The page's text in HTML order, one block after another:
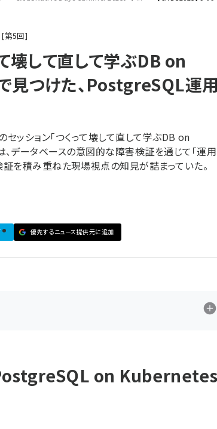
第5回
壊して直して学ぶDB on
つけた、PostgreSQL運用
ション「つくって壊して直して学ぶDB on
データベースの意図的な障害検証を通じて「運
証を積み重ねた現場視点の知見が詰まっていた。
優先するニュース提供元に追加
on Kubernetes